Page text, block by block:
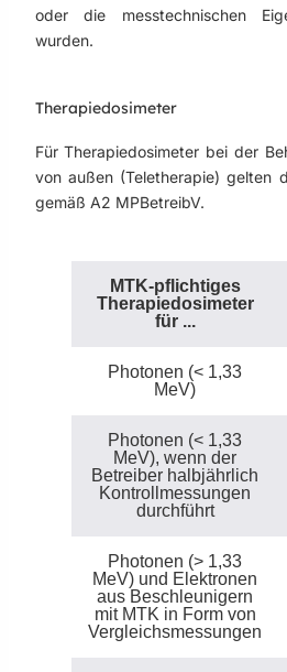
oder die messtechnischen
wurden.
Therapiedosimeter
Für Therapiedosimeter bei der
von außen (Teletherapie) gelten
gemäß A2 MPBetreibV.
MTK-pflichtiges
Therapiedosimeter
für ...
Photonen (< 1,33
MeV)
Photonen (< 1,33
MeV), wenn der
Betreiber halbjährlich
Kontrollmessungen
durchführt
Photonen (> 1,33
MeV) und Elektronen
aus Beschleunigern
mit MTK in Form von
Vergleichsmessungen